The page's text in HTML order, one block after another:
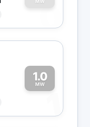
MW
0
1.0
MW
1